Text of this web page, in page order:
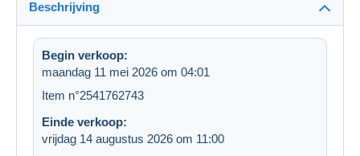
Beschrijving
Begin verkoop:
maandag 11 mei 2026 om 04:01
Item n°2541762743
Einde verkoop:
vrijdag 14 augustus 2026 om 11:00